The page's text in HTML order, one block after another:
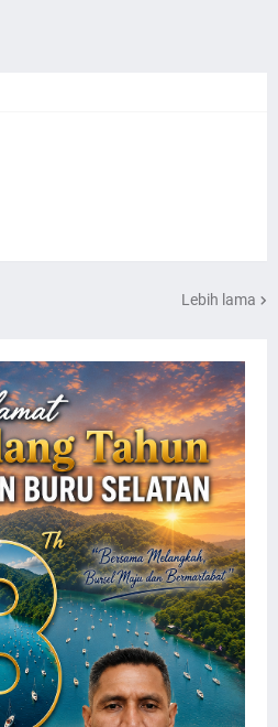
Lebih lama